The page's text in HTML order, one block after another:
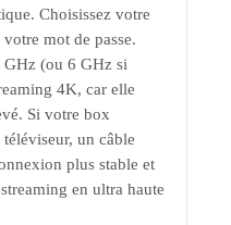
Choisissez votre
mot de passe.
(ou 6 GHz si
4K, car elle
Si votre box
un câble
plus stable et
en ultra haute